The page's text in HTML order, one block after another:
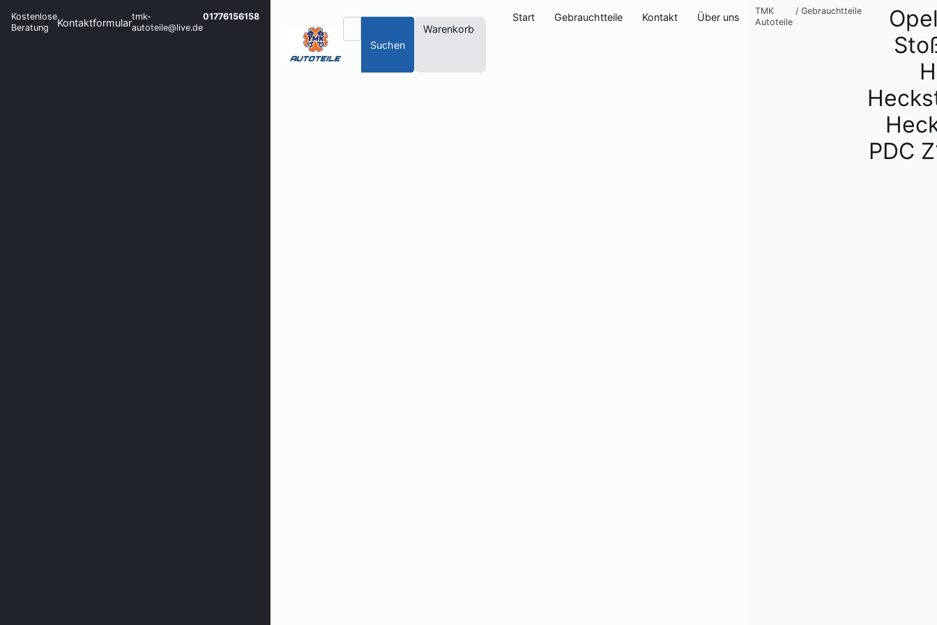
Kostenlose
Beratung
Kontaktformulartmk-
autoteile@live.de
01776156158
Suchen
Warenkorb
Start Gebrauchtteile Kontakt Über uns
TMK
Autoteile
/ Gebrauchtteile
PDC